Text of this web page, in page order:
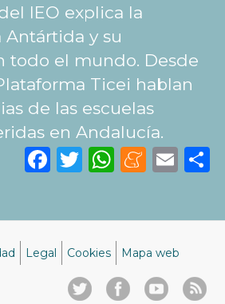
IEO explica la
y su
todo el mundo. Desde
Ticei hablan
de las escuelas
en Andalucía.
Facebook
Twitter
Legal Cookies Mapa web